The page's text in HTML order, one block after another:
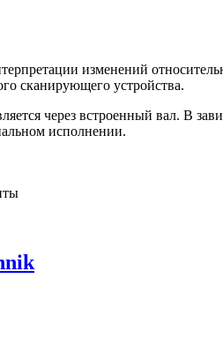
изменений
сканирующего устройства.
через встроенный вал. В
исполнении.